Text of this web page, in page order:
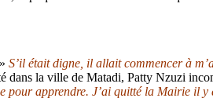
S’il était digne, il allait commencer à
dans la ville de Matadi, Patty Nzuzi
apprendre. J’ai quitté la Mairie il y